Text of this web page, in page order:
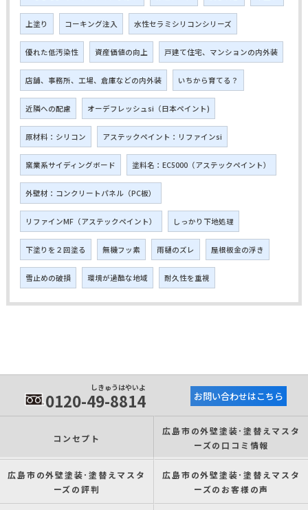
上塗り コーキング注入 水性セラミシリコンシリーズ
優れた低汚染性 資産価値の向上 戸建て住宅、マンションの内外装
店舗、事務所、工場、倉庫などの内外装 いちから育てる？
近隣への配慮 オーデフレッシュsi（日本ペイント)
原材料：シリコン アステックペイント：リファインsi
窯業系サイディングボード 塗料名：EC5000（アステックペイント）
外壁材：コンクリートパネル（PC板）
リファインMF（アステックペイント） しっかり下地処理
下塗りを２回塗る 無機フッ素 雨樋のズレ 屋根板金の浮き
雪止めの破損 環境が過酷な地域 耐久性を重視
しきゅうはやいよ
0120-49-8814 お問い合わせはこちら
コンセプト
広島市の外壁塗装･塗替えマスタ
ーズの口コミ情報
広島市の外壁塗装･塗替えマスタ
ーズの評判
広島市の外壁塗装･塗替えマスタ
ーズのお客様の声